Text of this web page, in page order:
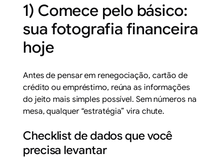
1) Comece pelo básico:
sua fotografia financeira
hoje
Antes de pensar em renegociação, cartão de
crédito ou empréstimo, reúna as informações
do jeito mais simples possível. Sem números na
mesa, qualquer “estratégia” vira chute.
Checklist de dados que você
precisa levantar